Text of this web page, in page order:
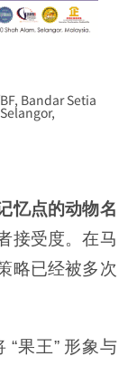
Bandar Setia
忆点的动物名
接受度。在马
略已经被多次
“果王” 形象与